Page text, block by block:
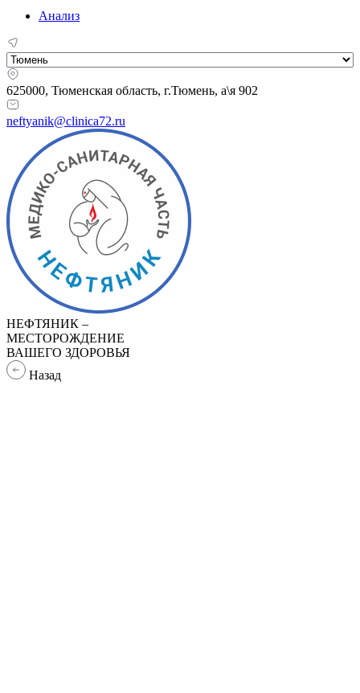
Анализ
625000, Тюменская область, г.Тюмень, а\я 902
neftyanik@clinica72.ru
НЕФТЯНИК –
МЕСТОРОЖДЕНИЕ
ВАШЕГО ЗДОРОВЬЯ
Назад